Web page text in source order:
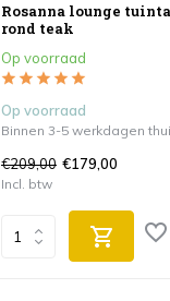
Rosanna lounge
rond teak
Op voorraad
Op voorraad
Binnen 3-5 werkdagen
€209,00 €179,00
Incl. btw